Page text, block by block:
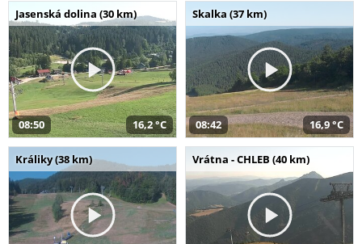
Jasenská dolina (30 km)
08:50 16,2 °C
Skalka (37 km)
08:42 16,9 °C
Králiky (38 km) Vrátna - CHLEB (40 km)